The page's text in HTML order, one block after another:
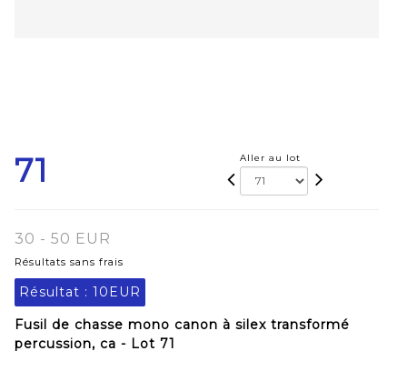
71 Aller au lot
30 - 50 EUR
Résultats sans frais
Résultat : 10EUR
Fusil de chasse mono canon à silex transformé
percussion, ca - Lot 71